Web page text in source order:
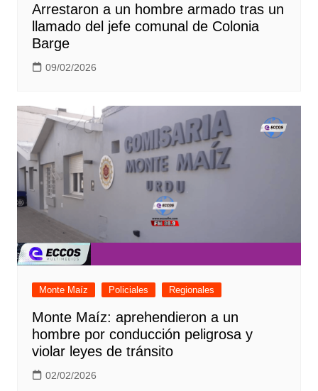
Arrestaron a un hombre armado tras un
llamado del jefe comunal de Colonia
Barge
09/02/2026
Monte Maíz Policiales Regionales
Monte Maíz: aprehendieron a un
hombre por conducción peligrosa y
violar leyes de tránsito
02/02/2026